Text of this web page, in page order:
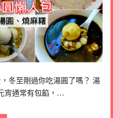
冬至剛過你吃湯圓了嗎？ 湯
宵通常有包餡，…